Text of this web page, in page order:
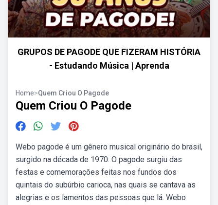
GRUPOS DE PAGODE QUE FIZERAM HISTÓRIA
- Estudando Música | Aprenda
Home>Quem Criou O Pagode
Quem Criou O Pagode
Webo pagode é um gênero musical originário do brasil,
surgido na década de 1970. O pagode surgiu das
festas e comemorações feitas nos fundos dos
quintais do subúrbio carioca, nas quais se cantava as
alegrias e os lamentos das pessoas que lá. Webo